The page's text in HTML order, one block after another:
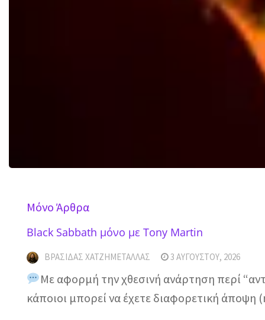
Mόνο Άρθρα
Black Sabbath μόνο με Tony Martin
ΒΡΑΣΊΔΑΣ ΧΑΤΖΗΜΕΤΑΛΛΆΣ 3 ΑΥΓΟΎΣΤΟΥ, 2026
Με αφορμή την χθεσινή ανάρτηση περί
κάποιοι μπορεί να έχετε διαφορετική